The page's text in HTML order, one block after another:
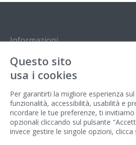
Informazioni
Contatto
Gestore del sito
FATTO CON IL DA
Questo sito
usa i cookies
Per garantirti la migliore esperienza
funzionalità, accessibilità, usabilità e
ricordare le tue preferenze, ti
opzionali cliccando sul pulsante
invece gestire le singole opzioni,